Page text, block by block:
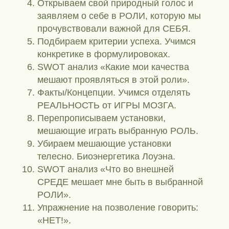
Открываем свой природный голос и
заявляем о себе в РОЛИ, которую мы
прочувствовали важной для СЕБЯ.
Подбираем критерии успеха. Учимся
конкретике в формулировоках.
SWOT анализ «Какие мои качества
мешают проявляться в этой роли».
Факты/Концепции. Учимся отделять
РЕАЛЬНОСТЬ от ИГРЫ МОЗГА.
Перепрописываем установки,
мешающие играть выбранную РОЛЬ.
Убираем мешающие установки
телесно. Биоэнергетика Лоуэна.
SWOT анализ «Что во внешней
СРЕДЕ мешает мне быть в выбранной
РОЛИ».
Упражнение на позволение говорить:
«НЕТ!».